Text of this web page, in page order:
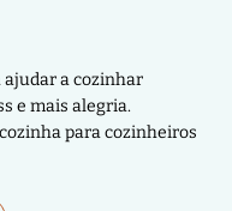
ajudar a cozinhar
e mais alegria.
para cozinheiros